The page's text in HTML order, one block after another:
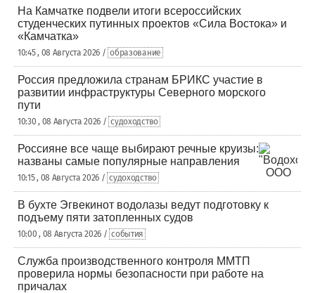
На Камчатке подвели итоги всероссийских
студенческих путинных проектов «Сила Востока» и
«Камчатка»
10:45 , 08 Августа 2026 / образование
Россия предложила странам БРИКС участие в
развитии инфраструктуры Северного морского
пути
10:30 , 08 Августа 2026 / судоходство
Россияне все чаще выбирают речные круизы:
названы самые популярные направления
10:15 , 08 Августа 2026 / судоходство
В бухте Эгвекинот водолазы ведут подготовку к
подъему пяти затопленных судов
10:00 , 08 Августа 2026 / события
Служба производственного контроля ММТП
проверила нормы безопасности при работе на
причалах